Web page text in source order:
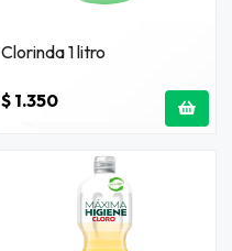
Clorinda 1 litro
$ 1.350